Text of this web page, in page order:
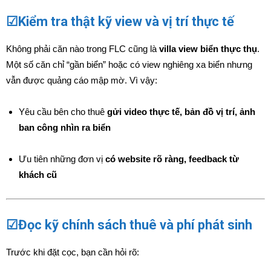
☑Kiểm tra thật kỹ view và vị trí thực tế
Không phải căn nào trong FLC cũng là villa view biển thực thụ.
Một số căn chỉ “gần biển” hoặc có view nghiêng xa biển nhưng
vẫn được quảng cáo mập mờ. Vì vậy:
Yêu cầu bên cho thuê gửi video thực tế, bản đồ vị trí, ảnh
ban công nhìn ra biển
Ưu tiên những đơn vị có website rõ ràng, feedback từ
khách cũ
☑Đọc kỹ chính sách thuê và phí phát sinh
Trước khi đặt cọc, bạn cần hỏi rõ: